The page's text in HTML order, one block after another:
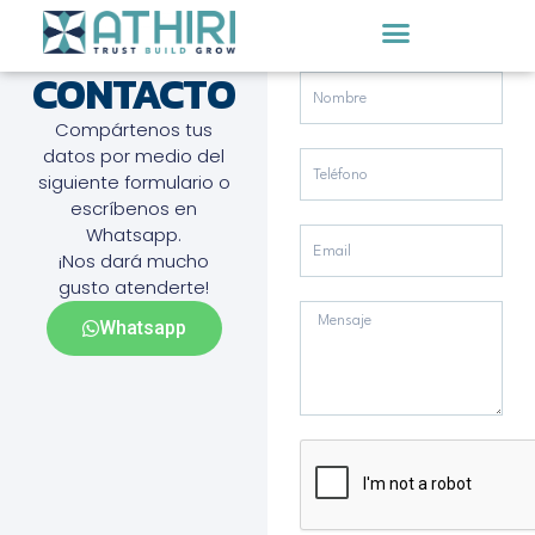
contenido
CONTACTO
Compártenos tus
datos por medio del
siguiente formulario o
escríbenos en
Whatsapp.
¡Nos dará mucho
gusto atenderte!
Whatsapp
Nombre
Mensaje